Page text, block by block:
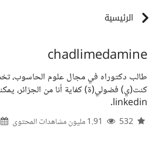
الرئيسية
chadlimedamine
طالب دكتوراه في مجال علوم الحاسوب،
كنت(ي) فضولي(ة) كفاية أنا من الجزائر،
linkedin.